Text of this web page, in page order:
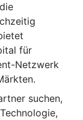
für
Netzwerk
suchen,